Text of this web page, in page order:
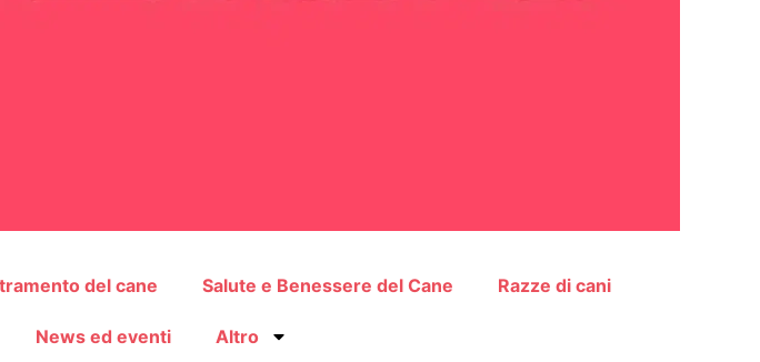
del cane Salute e Benessere del Cane Razze di cani
News ed eventi Altro